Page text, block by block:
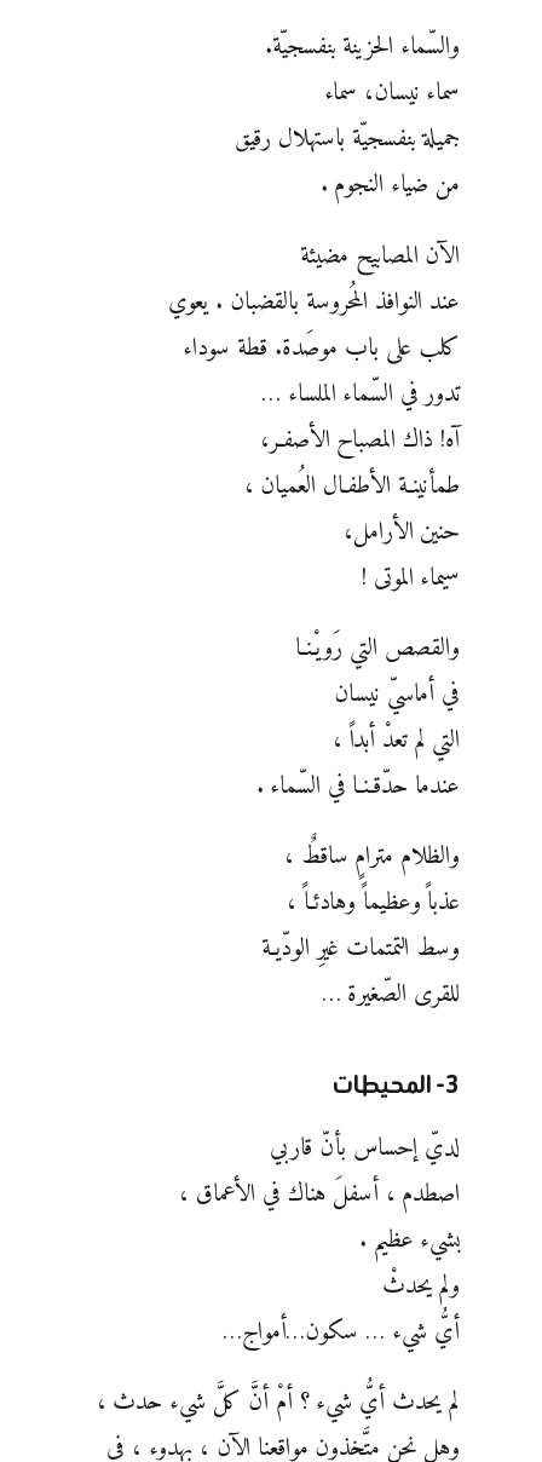
والسّماء الحزينة بنفسجيّة.
سماء نيسان، سماء
جميلة بنفسجيّة باستهلال رقيق
من ضياء النجوم .
الآن المصابيح مضيئة
عند النوافذ المُحروسة بالقضبان . يعوي
كلب على باب موصَدة. قطة سوداء
تدور في السّماء الملساء …
آه! ذاك المصباح الأصفـر،
طمأنينـة الأطفـال العُميان ،
حنين الأرامل،
سيماء الموتى !
والقصص التي رَويْـنـا
في أماسيّ نيسان
التي لم تعدْ أبداً ،
عندما حدّقـنـا في السّماء .
والظلام مترامٍ ساقطٌ ،
عذباً وعظيماً وهادئـاً ،
وسط التمتمات غيرِ الودّيـة
للقرى الصّغيرة …
3- المحيطات
لديّ إحساس بأنّ قاربي
اصطدم ، أسفلَ هناك في الأعماق ،
بشيء عظيم .
ولم يحدثْ
أيُّ شيء … سكون…أمواج…
لم يحدث أيُّ شيء ؟ أمْ أنَّ كلَّ شيء حدث ،
وهل نحن متَّخذون مواقعنا الآن ، بهدوء ، في